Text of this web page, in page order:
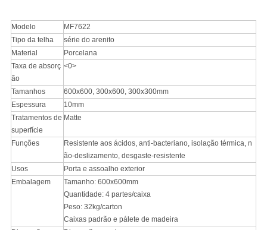
Modelo
MF7622
Tipo da telha
série do arenito
Material
Porcelana
Taxa de absorç
ão
<0>
Tamanhos
600x600, 300x600, 300x300mm
Espessura
10mm
Tratamentos de
superfície
Matte
Funções
Resistente aos ácidos, anti-bacteriano, isolação térmica, n
ão-deslizamento, desgaste-resistente
Usos
Porta e assoalho exterior
Embalagem
Tamanho: 600x600mm
Quantidade: 4 partes/caixa
Peso: 32kg/carton
Caixas padrão e pálete de madeira